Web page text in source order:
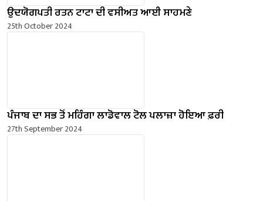
ਉਦਯੋਗਪਤੀ ਰਤਨ ਟਾਟਾ ਦੀ ਵਸੀਅਤ ਆਈ ਸਾਹਮਣੇ
25th October 2024
ਪੰਜਾਬ ਦਾ ਸਭ ਤੋਂ ਮਹਿੰਗਾ ਲਾਡੋਵਾਲ ਟੋਲ ਪਲਾਜ਼ਾ ਹੋਇਆ ਫ਼ਰੀ
27th September 2024